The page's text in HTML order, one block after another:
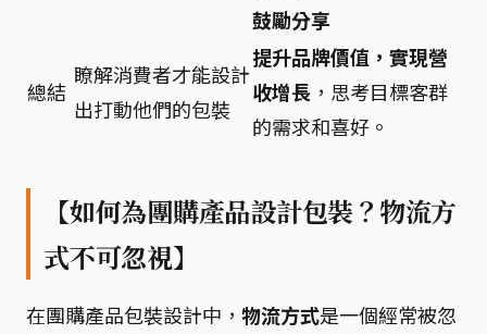
鼓勵分享
總結
瞭解消費者才能設計
出打動他們的包裝
提升品牌價值，實現營
收增長 ，思考目標客群
的需求和喜好。
【如何為團購產品設計包裝？物流方
式不可忽視】
在團購產品包裝設計中， 物流方式是一個經常被忽